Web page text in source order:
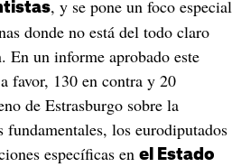
, y se pone un foco especial
donde no está del todo claro
En un informe aprobado este
favor, 130 en contra y 20
de Estrasburgo sobre la
fundamentales, los eurodiputados
específicas en el Estado